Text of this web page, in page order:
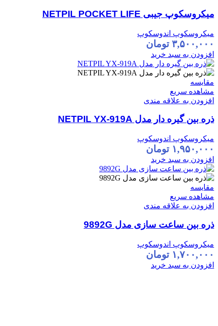
میکروسکوپ جیبی NETPIL POCKET LIFE
میکروسکوپ اندوسکوپ
۳,۵۰۰,۰۰۰ تومان
افزودن به سبد خرید
مقایسه
مشاهده سریع
افزودن به علاقه مندی
ذره بین گیره دار مدل NETPIL YX-919A
میکروسکوپ اندوسکوپ
۱,۹۵۰,۰۰۰ تومان
افزودن به سبد خرید
مقایسه
مشاهده سریع
افزودن به علاقه مندی
ذره بین ساعت سازی مدل 9892G
میکروسکوپ اندوسکوپ
۱,۷۰۰,۰۰۰ تومان
افزودن به سبد خرید